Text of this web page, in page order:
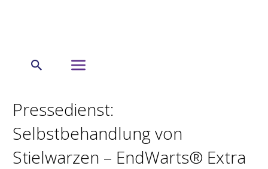
← Startseite Presseinformation
Pressedienst:
Selbstbehandlung von
Stielwarzen – EndWarts® Extra